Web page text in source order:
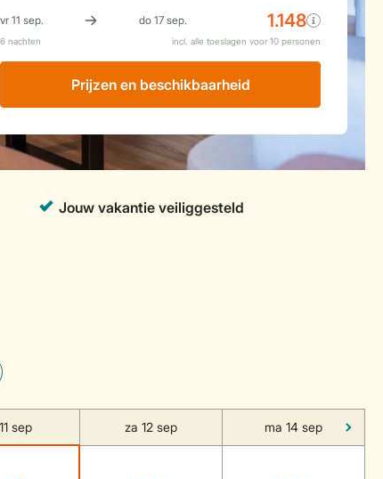
Prijzen en beschikbaarheid
sep za 12 sep ma 14 sep